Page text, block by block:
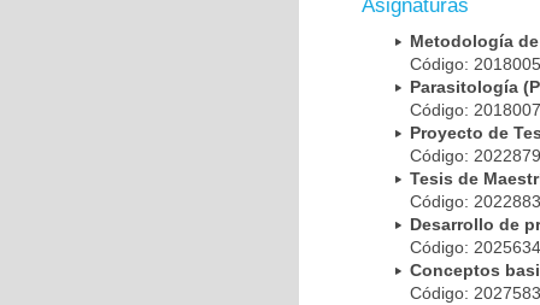
Asignaturas
Metodología
Código:
Parasitología
Código:
Proyecto de
Código:
Tesis de
Código:
Desarrollo de
Código:
Conceptos
Código: